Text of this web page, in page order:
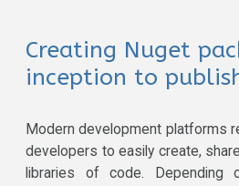
ACTIVIDADES
COMUNICACIÓN
CONTACTA
Creating Nuget
inception to
Modern development platforms
developers to easily create,
libraries of code. Depending